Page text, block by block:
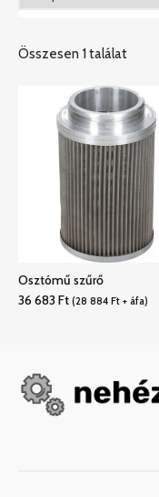
Összesen 1 találat
Osztómű szűrő
36 683Ft (28 884 Ft + áfa)